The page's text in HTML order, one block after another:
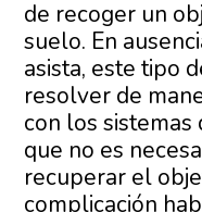
de recoger un
suelo. En
asista, este tipo
resolver de
con los sistemas
que no es
recuperar el
complicación